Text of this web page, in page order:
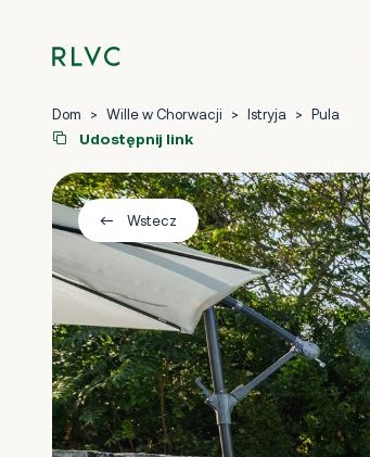
Dom > Wille w Chorwacji > Istryja > Pula
Udostępnij link
Wstecz